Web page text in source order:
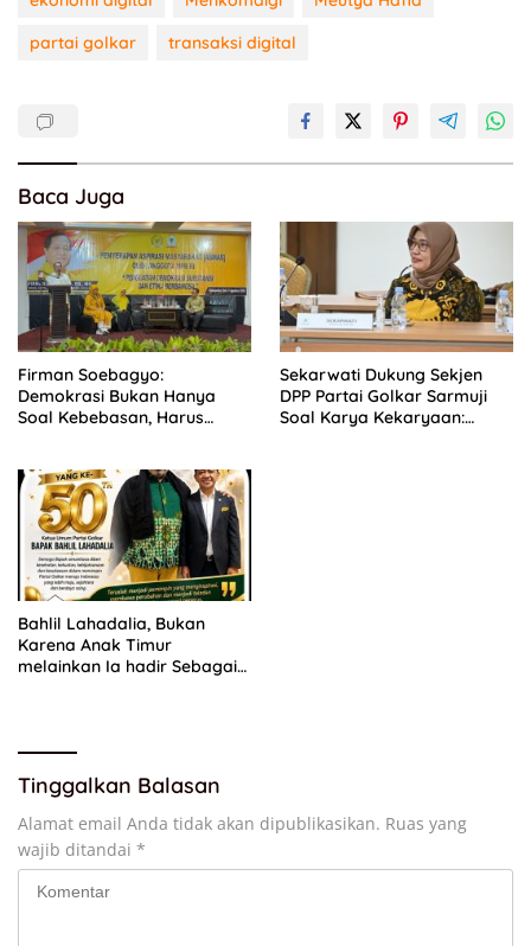
partai golkar
transaksi digital
Baca Juga
Firman Soebagyo:
Demokrasi Bukan Hanya
Soal Kebebasan, Harus
Sekarwati Dukung Sekjen
DPP Partai Golkar Sarmuji
Soal Karya Kekaryaan:
Bahlil Lahadalia, Bukan
Karena Anak Timur
melainkan Ia hadir Sebagai
Tinggalkan Balasan
Alamat email Anda tidak akan dipublikasikan. Ruas yang
wajib ditandai *